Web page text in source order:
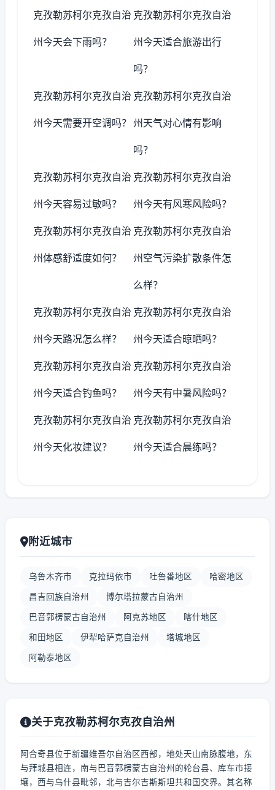
克孜勒苏柯尔克孜自治
州今天会下雨吗？
克孜勒苏柯尔克孜自治
州今天适合旅游出行
吗？
克孜勒苏柯尔克孜自治
州今天需要开空调吗？
克孜勒苏柯尔克孜自治
州天气对心情有影响
吗？
克孜勒苏柯尔克孜自治
州今天容易过敏吗？
克孜勒苏柯尔克孜自治
州今天有风寒风险吗？
克孜勒苏柯尔克孜自治
州体感舒适度如何？
克孜勒苏柯尔克孜自治
州空气污染扩散条件怎
么样？
克孜勒苏柯尔克孜自治
州今天路况怎么样？
克孜勒苏柯尔克孜自治
州今天适合晾晒吗？
克孜勒苏柯尔克孜自治
州今天适合钓鱼吗？
克孜勒苏柯尔克孜自治
州今天有中暑风险吗？
克孜勒苏柯尔克孜自治
州今天化妆建议？
克孜勒苏柯尔克孜自治
州今天适合晨练吗？
附近城市
乌鲁木齐市 克拉玛依市 吐鲁番地区 哈密地区
昌吉回族自治州 博尔塔拉蒙古自治州
巴音郭楞蒙古自治州 阿克苏地区 喀什地区
和田地区 伊犁哈萨克自治州 塔城地区
阿勒泰地区
关于克孜勒苏柯尔克孜自治州
阿合奇县位于新疆维吾尔自治区西部，地处天山南脉腹地，东
与拜城县相连，南与巴音郭楞蒙古自治州的轮台县、库车市接
壤，西与乌什县毗邻，北与吉尔吉斯斯坦共和国交界。其名称